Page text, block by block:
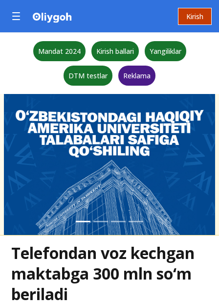
Kirish
Mandat 2024 Kirish ballari Yangiliklar
DTM testlar Reklama
Telefondan voz kechgan
maktabga 300 mln so‘m
beriladi